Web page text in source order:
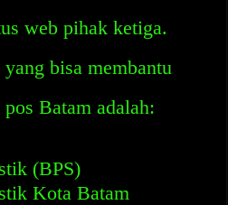
web pihak ketiga.
bisa membantu
Batam adalah:
(BPS)
Kota Batam